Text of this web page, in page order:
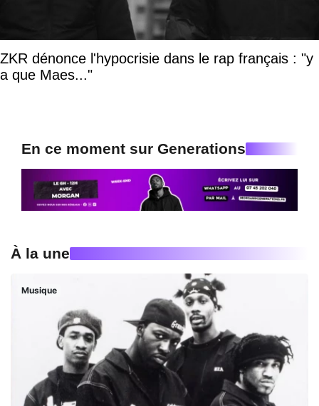
ZKR dénonce l'hypocrisie dans le rap français : "y
a que Maes..."
En ce moment sur Generations
À la une
Musique